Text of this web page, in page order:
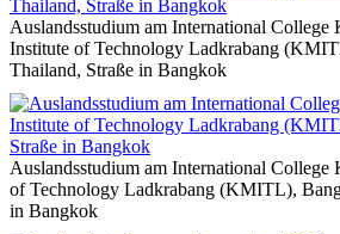
Auslandsstudium am International College
Institute of Technology Ladkrabang
Thailand, Straße in Bangkok
Auslandsstudium am International College
of Technology Ladkrabang (KMITL),
in Bangkok